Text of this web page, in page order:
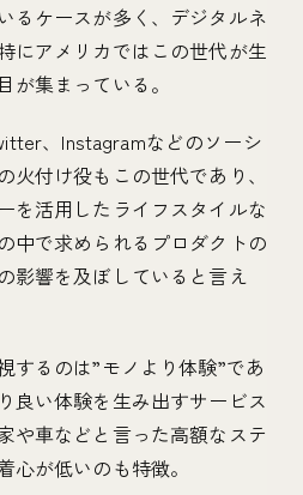
るケースが多く、デジタルネ
にアメリカではこの世代が生
が集まっている。
、Instagramなどのソーシ
火付け役もこの世代であり、
を活用したライフスタイルな
中で求められるプロダクトの
影響を及ぼしていると言え
するのは”モノより体験”であ
良い体験を生み出すサービス
や車などと言った高額なステ
心が低いのも特徴。